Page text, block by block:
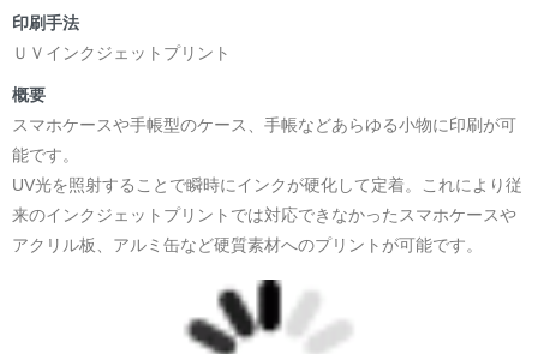
印刷手法
ＵＶインクジェットプリント
概要
スマホケースや手帳型のケース、手帳などあらゆる小物に印刷が可
能です。
UV光を照射することで瞬時にインクが硬化して定着。これにより従
来のインクジェットプリントでは対応できなかったスマホケースや
アクリル板、アルミ缶など硬質素材へのプリントが可能です。